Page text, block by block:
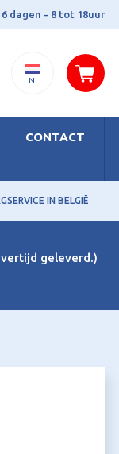
6 dagen - 8 tot 18uur
.NL
CONTACT
IN BELGIË
geleverd.)